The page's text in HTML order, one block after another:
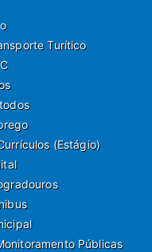
Turítico
(Estágio)
Públicas